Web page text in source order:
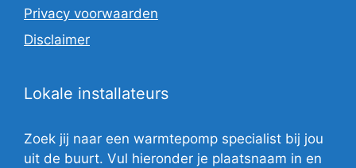
Privacy voorwaarden
Disclaimer
Lokale installateurs
Zoek jij naar een warmtepomp specialist bij jou
uit de buurt. Vul hieronder je plaatsnaam in en